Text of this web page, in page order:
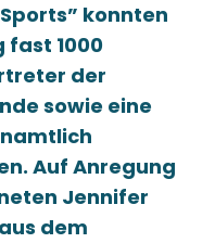
konnten
fast 1000
der
sowie eine
Auf Anregung
Jennifer
dem